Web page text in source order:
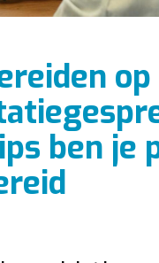
op
ben je